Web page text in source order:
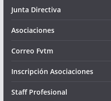
Junta Directiva
Asociaciones
Correo Fvtm
Inscripción Asociaciones
Staff Profesional